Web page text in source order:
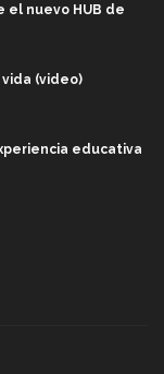
el nuevo HUB de
(video)
educativa